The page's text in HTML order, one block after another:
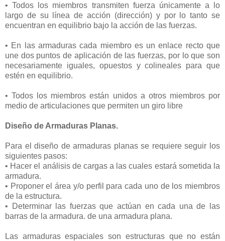
• Todos los miembros transmiten fuerza únicamente a lo
largo de su línea de acción (dirección) y por lo tanto se
encuentran en equilibrio bajo la acción de las fuerzas.
• En las armaduras cada miembro es un enlace recto que
une dos puntos de aplicación de las fuerzas, por lo que son
necesariamente iguales, opuestos y colineales para que
estén en equilibrio.
• Todos los miembros están unidos a otros miembros por
medio de articulaciones que permiten un giro libre
Diseño de Armaduras Planas.
Para el diseño de armaduras planas se requiere seguir los
siguientes pasos:
• Hacer el análisis de cargas a las cuales estará sometida la
armadura.
• Proponer el área y/o perfil para cada uno de los miembros
de la estructura.
• Determinar las fuerzas que actúan en cada una de las
barras de la armadura. de una armadura plana.
Las armaduras espaciales son estructuras que no están